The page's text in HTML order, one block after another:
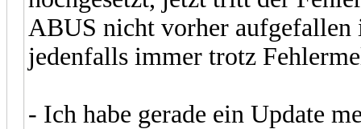
ABUS nicht vorher
jedenfalls immer trotz
- Ich habe gerade ein Update